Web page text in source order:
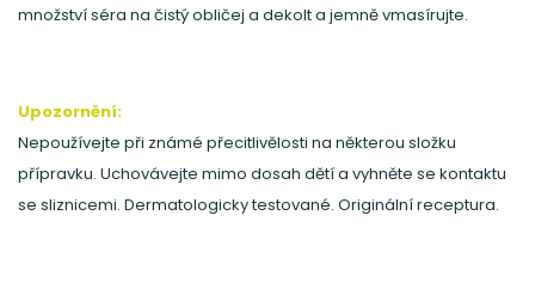
množství séra na čistý obličej a dekolt a jemně vmasírujte.
Upozornění:
Nepoužívejte při známé přecitlivělosti na některou složku
přípravku. Uchovávejte mimo dosah dětí a vyhněte se kontaktu
se sliznicemi. Dermatologicky testované. Originální receptura.